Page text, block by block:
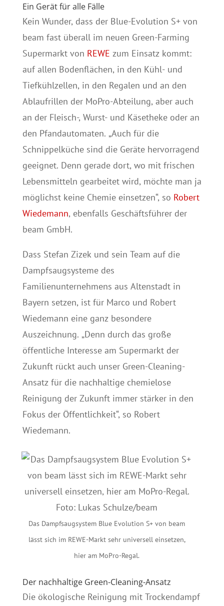
Ein Gerät für alle Fälle
Kein Wunder, dass der Blue-Evolution S+ von
beam fast überall im neuen Green-Farming
Supermarkt von REWE zum Einsatz kommt:
auf allen Bodenflächen, in den Kühl- und
Tiefkühlzellen, in den Regalen und an den
Ablaufrillen der MoPro-Abteilung, aber auch
an der Fleisch-, Wurst- und Käsetheke oder an
den Pfandautomaten. „Auch für die
Schnippelküche sind die Geräte hervorragend
geeignet. Denn gerade dort, wo mit frischen
Lebensmitteln gearbeitet wird, möchte man ja
möglichst keine Chemie einsetzen“, so Robert
Wiedemann, ebenfalls Geschäftsführer der
beam GmbH.
Dass Stefan Zizek und sein Team auf die
Dampfsaugsysteme des
Familienunternehmens aus Altenstadt in
Bayern setzen, ist für Marco und Robert
Wiedemann eine ganz besondere
Auszeichnung. „Denn durch das große
öffentliche Interesse am Supermarkt der
Zukunft rückt auch unser Green-Cleaning-
Ansatz für die nachhaltige chemielose
Reinigung der Zukunft immer stärker in den
Fokus der Öffentlichkeit“, so Robert
Wiedemann.
Das Dampfsaugsystem Blue Evolution S+ von beam
lässt sich im REWE-Markt sehr universell einsetzen,
hier am MoPro-Regal.
Der nachhaltige Green-Cleaning-Ansatz
Die ökologische Reinigung mit Trockendampf